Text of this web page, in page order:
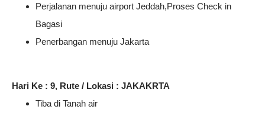
Perjalanan menuju airport Jeddah,Proses Check in
Bagasi
Penerbangan menuju Jakarta
Hari Ke : 9, Rute / Lokasi : JAKAKRTA
Tiba di Tanah air